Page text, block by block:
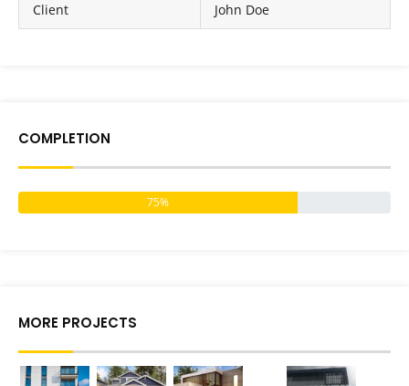
Client John Doe
COMPLETION
75%
MORE PROJECTS